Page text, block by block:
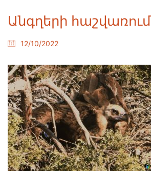
Անգղերի հաշվառում
12/10/2022